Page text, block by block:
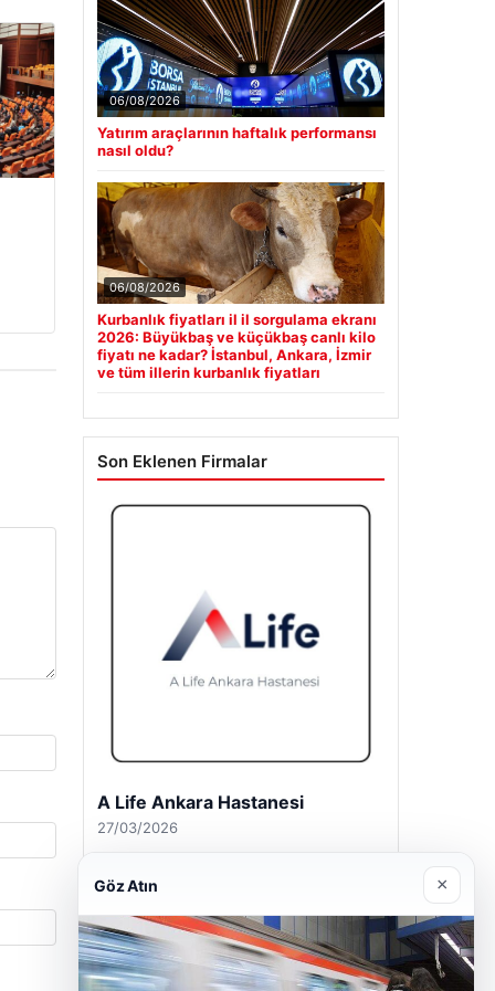
06/08/2026
Yatırım araçlarının haftalık performansı
nasıl oldu?
06/08/2026
Kurbanlık fiyatları il il sorgulama ekranı
2026: Büyükbaş ve küçükbaş canlı kilo
fiyatı ne kadar? İstanbul, Ankara, İzmir
ve tüm illerin kurbanlık fiyatları
Son Eklenen Firmalar
A Life Ankara Hastanesi
27/03/2026
Göz Atın ×